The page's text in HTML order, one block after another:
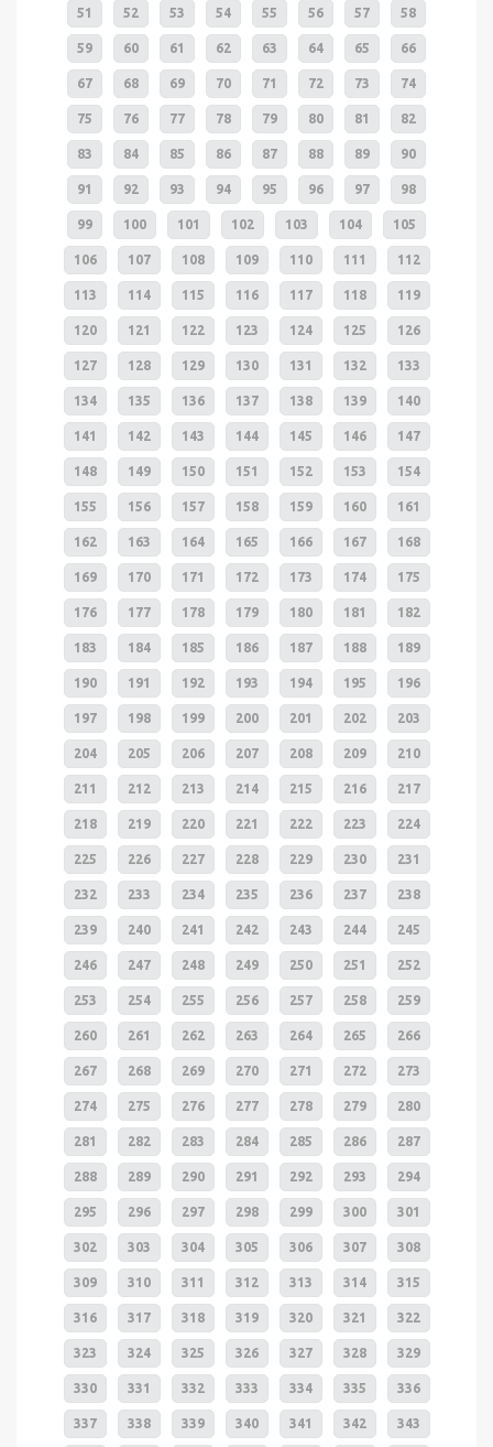
51 52 53 54 55 56 57 58
59 60 61 62 63 64 65 66
67 68 69 70 71 72 73 74
75 76 77 78 79 80 81 82
83 84 85 86 87 88 89 90
91 92 93 94 95 96 97 98
99 100 101 102 103 104 105
106 107 108 109 110 111 112
113 114 115 116 117 118 119
120 121 122 123 124 125 126
127 128 129 130 131 132 133
134 135 136 137 138 139 140
141 142 143 144 145 146 147
148 149 150 151 152 153 154
155 156 157 158 159 160 161
162 163 164 165 166 167 168
169 170 171 172 173 174 175
176 177 178 179 180 181 182
183 184 185 186 187 188 189
190 191 192 193 194 195 196
197 198 199 200 201 202 203
204 205 206 207 208 209 210
211 212 213 214 215 216 217
218 219 220 221 222 223 224
225 226 227 228 229 230 231
232 233 234 235 236 237 238
239 240 241 242 243 244 245
246 247 248 249 250 251 252
253 254 255 256 257 258 259
260 261 262 263 264 265 266
267 268 269 270 271 272 273
274 275 276 277 278 279 280
281 282 283 284 285 286 287
288 289 290 291 292 293 294
295 296 297 298 299 300 301
302 303 304 305 306 307 308
309 310 311 312 313 314 315
316 317 318 319 320 321 322
323 324 325 326 327 328 329
330 331 332 333 334 335 336
337 338 339 340 341 342 343